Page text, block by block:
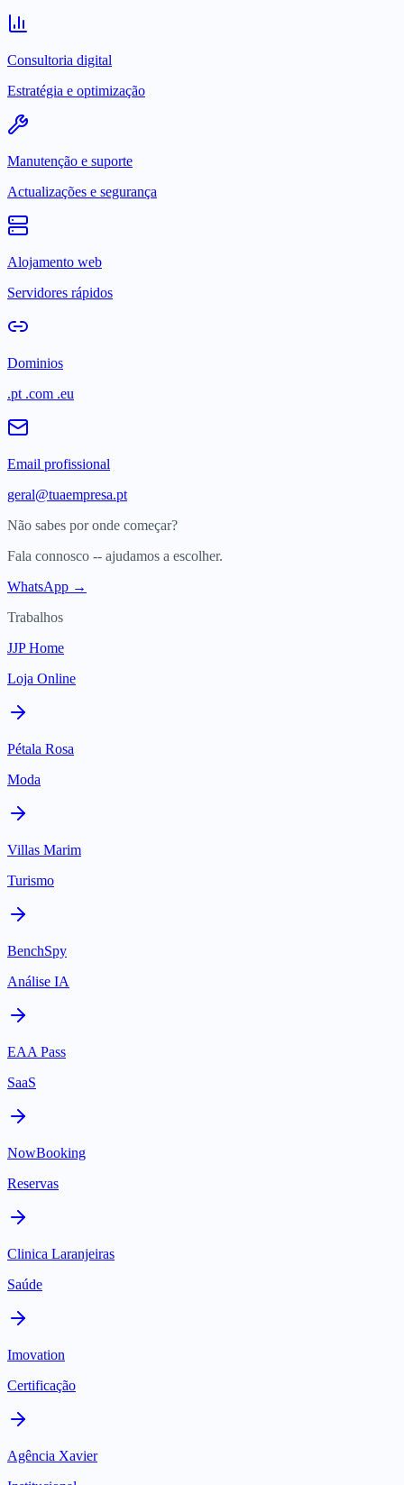
Consultoria digital
Estratégia e optimização
Manutenção e suporte
Actualizações e segurança
Alojamento web
Servidores rápidos
Dominios
.pt .com .eu
Email profissional
geral@tuaempresa.pt
Não sabes por onde começar?
Fala connosco -- ajudamos a escolher.
WhatsApp →
Trabalhos
JJP Home
Loja Online
Pétala Rosa
Moda
Villas Marim
Turismo
BenchSpy
Análise IA
EAA Pass
SaaS
NowBooking
Reservas
Clinica Laranjeiras
Saúde
Imovation
Certificação
Agência Xavier